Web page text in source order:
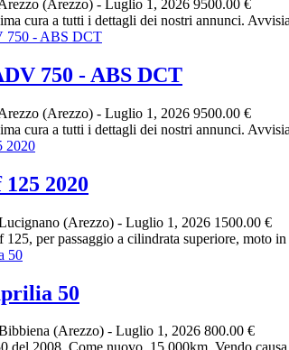
(Arezzo) - Luglio 1, 2026 9500.00 €
cura a tutti i dettagli dei nostri annunci.
750 - ABS DCT
(Arezzo) - Luglio 1, 2026 9500.00 €
cura a tutti i dettagli dei nostri annunci.
2020
(Arezzo) - Luglio 1, 2026 1500.00 €
per passaggio a cilindrata superiore, moto
50
(Arezzo) - Luglio 1, 2026 800.00 €